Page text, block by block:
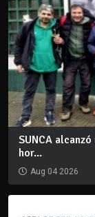
SUNCA
hor...
Aug 04 2026